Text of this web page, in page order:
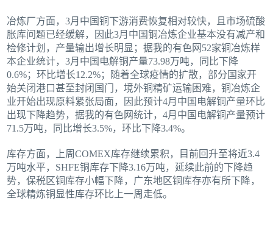
冶炼厂方面，3月中国铜下游消费恢复相对较快，且市场硫酸
胀库问题已经缓解，因此3月中国铜冶炼企业基本没有减产和
检修计划，产量输出增长明显；据我的有色网52家铜冶炼样
本企业统计，3月中国电解铜产量73.98万吨，同比下降
0.6%；环比增长12.2%；随着全球疫情的扩散，部分国家开
始关闭港口甚至封闭国门，境外铜精矿运输困难，铜冶炼企
业开始出现原料紧张局面，因此预计4月中国电解铜产量环比
出现下降趋势，据我的有色网统计，4月中国电解铜产量预计
71.5万吨，同比增长3.5%，环比下降3.4%。
库存方面，上周COMEX库存继续累积，目前回升至将近3.4
万吨水平，SHFE铜库存下降3.16万吨，延续此前的下降趋
势，保税区铜库存小幅下降，广东地区铜库存亦有所下降，
全球精炼铜显性库存环比上一周走低。